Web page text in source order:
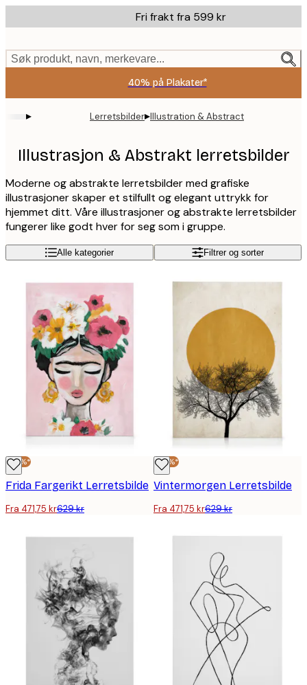
to
content.
Fri frakt fra 599 kr
Søk produkt, navn, merkevare...
40% på Plakater*
▸ Lerretsbilder▸Illustration & Abstract
Illustrasjon & Abstrakt lerretsbilder
Moderne og abstrakte lerretsbilder med grafiske
illustrasjoner skaper et stilfullt og elegant uttrykk for
hjemmet ditt. Våre illustrasjoner og abstrakte lerretsbilder
fungerer like godt hver for seg som i gruppe.
Alle kategorier Filtrer og sorter
-25%*
Frida Fargerikt Lerretsbilde
Fra 471,75 kr629 kr
-25%*
Vintermorgen Lerretsbilde
Fra 471,75 kr629 kr